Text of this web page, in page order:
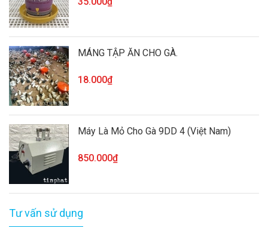
MÁNG TẬP ĂN CHO GÀ.
18.000₫
Máy Là Mỏ Cho Gà 9DD 4 (Việt Nam)
850.000₫
Tư vấn sử dụng